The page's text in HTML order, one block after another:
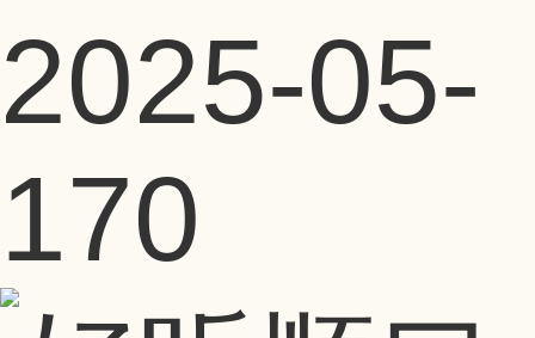
2025-05-
170